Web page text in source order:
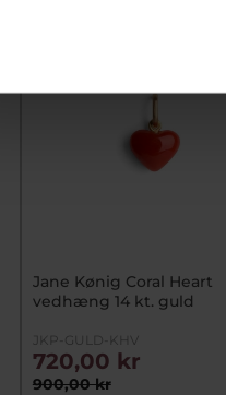
Jane Kønig Coral Heart
vedhæng 14 kt. guld
JKP-GULD-KHV
900,00 kr
720,00 kr